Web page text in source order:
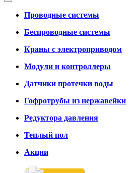
Проводные системы
Беспроводные системы
Краны с электроприводом
Модули и контроллеры
Датчики протечки воды
Гофротрубы из нержавейки
Редуктора давления
Теплый пол
Акции